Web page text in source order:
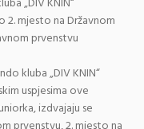
„DIV KNIN“
mjesto na Državnom
prvenstvu
kluba „DIV KNIN“
uspjesima ove
izdvajaju se